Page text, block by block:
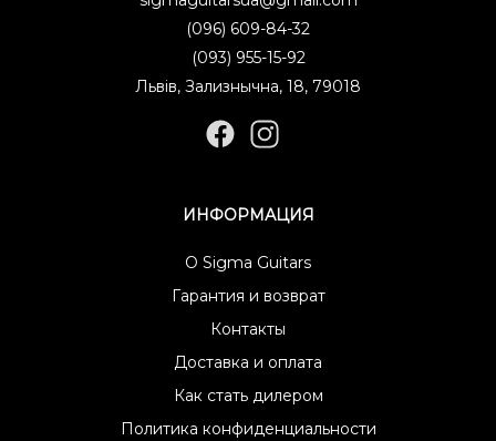
(096) 609-84-32
(093) 955-15-92
Львів, Зализнычна, 18, 79018
ИНФОРМАЦИЯ
О Sigma Guitars
Гарантия и возврат
Контакты
Доставка и оплата
Как стать дилером
Политика конфиденциальности